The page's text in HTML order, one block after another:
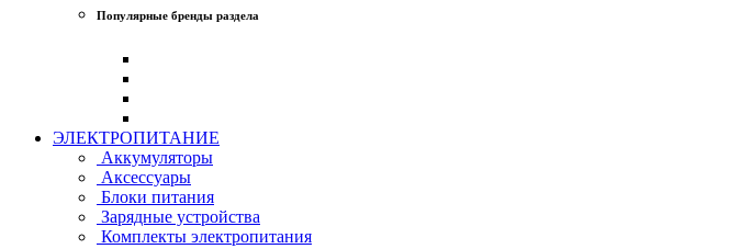
Популярные бренды раздела
ЭЛЕКТРОПИТАНИЕ
Аккумуляторы
Аксессуары
Блоки питания
Зарядные устройства
Комплекты электропитания